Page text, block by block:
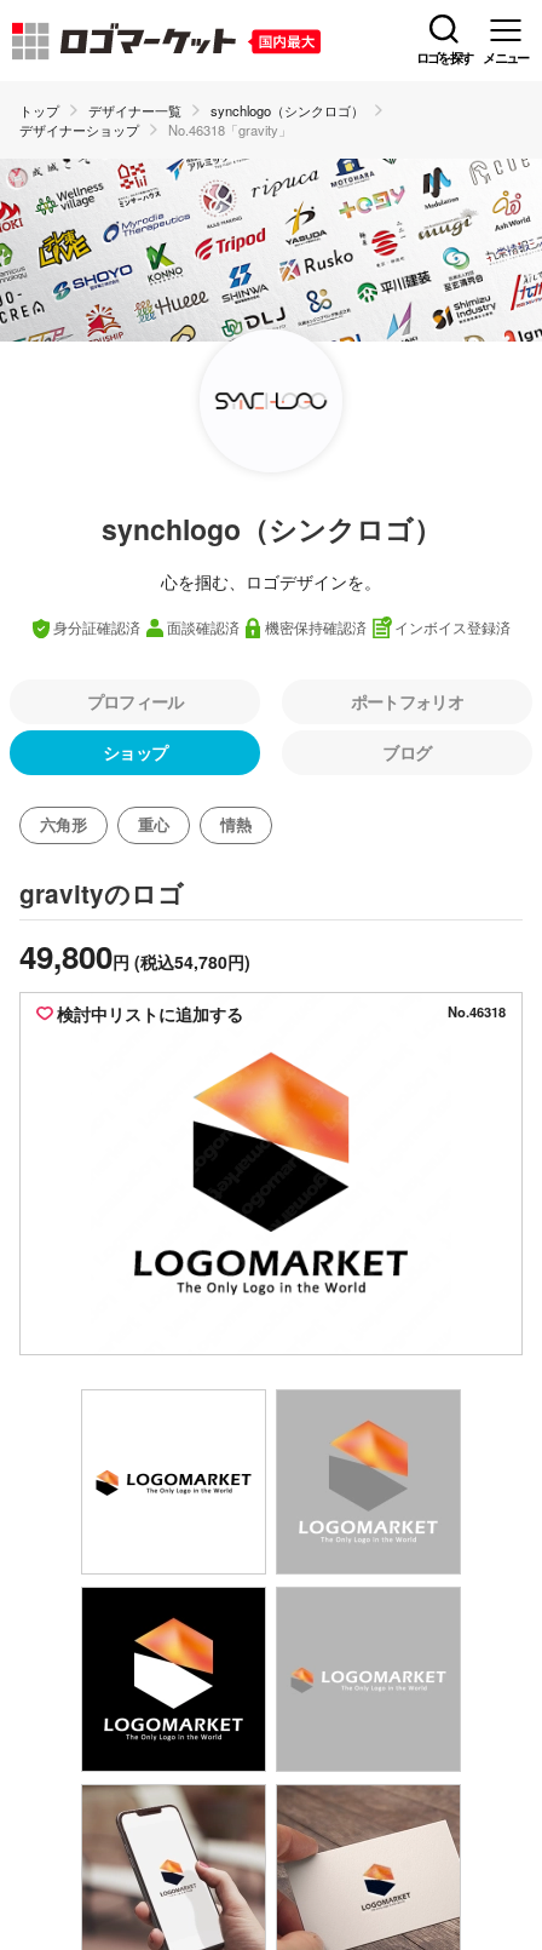
ロゴを探す メニュー
トップ デザイナー一覧
synchlogo（シンクロゴ）
デザイナーショップ
No.46318「gravity」
synchlogo（シンクロゴ）
心を掴む、ロゴデザインを。
身分証確認済 面談確認済 機密保持確認済 インボイス登録済
プロフィール ポートフォリオ
ショップ ブログ
六角形 重心 情熱
gravityのロゴ
49,800円 (税込54,780円)
検討中リストに追加する No.46318